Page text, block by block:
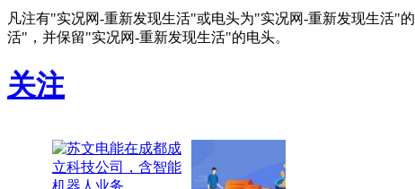
凡注有"实况网-重新发现生活"或电头为"实况网-重新发现生活"
活"，并保留"实况网-重新发现生活"的电头。
关注